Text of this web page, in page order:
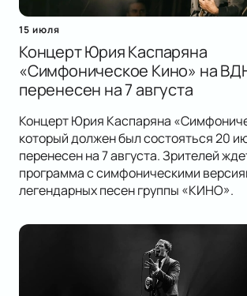
15 июля
Концерт Юрия Каспаряна
«Симфоническое Кино» на
перенесен на 7 августа
Концерт Юрия Каспаряна
который должен был состояться 20
перенесен на 7 августа. Зрителей
программа с симфоническими
легендарных песен группы «КИНО».